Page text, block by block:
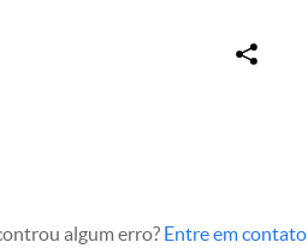
algum erro? Entre em contato